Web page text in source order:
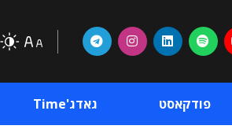
פודקאסט גאדג'Time